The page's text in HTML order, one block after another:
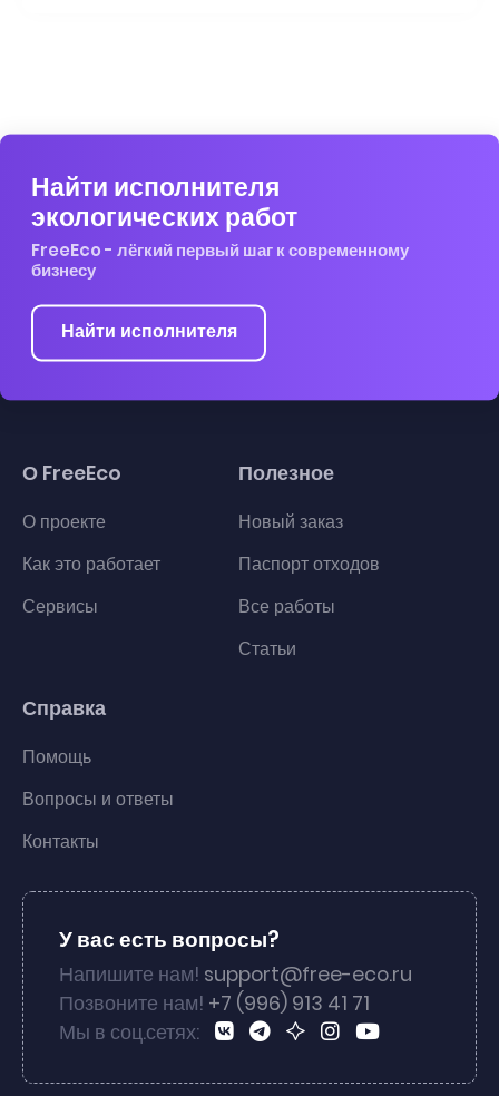
Найти исполнителя
экологических работ
FreeEco - лёгкий первый шаг к современному
бизнесу
Найти исполнителя
О FreeEco
О проекте
Как это работает
Сервисы
Полезное
Новый заказ
Паспорт отходов
Все работы
Статьи
Справка
Помощь
Вопросы и ответы
Контакты
У вас есть вопросы?
Напишите нам! support@free-eco.ru
Позвоните нам! +7 (996) 913 41 71
Мы в соц.сетях: